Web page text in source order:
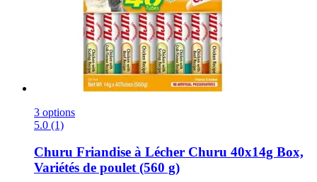
3 options
5.0 (1)
Churu Friandise à Lécher Churu 40x14g Box,
Variétés de poulet (560 g)